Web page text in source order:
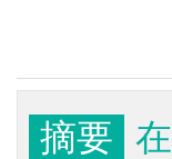
摘要